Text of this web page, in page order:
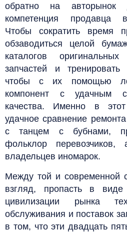
обратно на
компетенция продавца
Чтобы сократить время
обзаводиться целой
каталогов
запчастей и
чтобы с их помощью
компонент с удачным
качества. Именно в
удачное сравнение
с танцем с бубнами,
фольклор
владельцев иномарок.
Между той и современной
взгляд, пропасть в
цивилизации рынка
обслуживания и поставок
в том, что эти двадцать